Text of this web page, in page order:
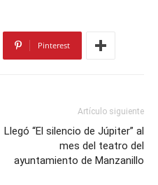
Pinterest
Artículo siguiente
Llegó “El silencio de Júpiter” al
mes del teatro del
ayuntamiento de Manzanillo